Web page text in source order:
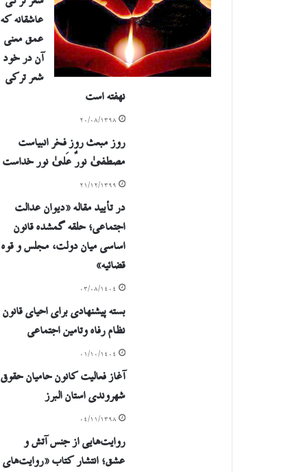
عاشقانه که
عمق معنی
آن در خود
شعر ترکی
نهفته است
۲۰/۰۸/۱۳۹۸
روز مبعث روز فخر انبیاست
مصطفیٰ نورٌ عَلیٰ نور خداست
۲۱/۱۲/۱۳۹۹
در تأیید مقاله «دیوان عدالت
اجتماعی؛ حلقه گمشده قانون
اساسی میان دولت، مجلس و قوه
قضائیه»
۰۳/۰۸/۱۴۰۴
بسته پیشنهادی برای احیای قانون
نظام رفاه وتامین اجتماعی
۰۱/۱۰/۱۴۰۴
آغاز فعالیت کانون حامیان حقوق
شهروندی استان البرز
۰۴/۱۱/۱۳۹۸
روایت‌هایی از جنس آتش و
عشق؛ انتشار کتاب «روایت‌های